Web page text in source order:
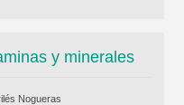
y minerales
Nogueras